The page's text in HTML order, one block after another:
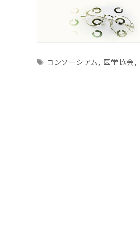
Tags
コンソーシアム, 医学協会 ,